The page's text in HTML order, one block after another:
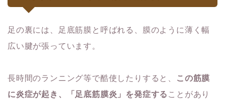
足の裏には、足底筋膜と呼ばれる、膜のように薄く幅
広い腱が張っています。
長時間のランニング等で酷使したりすると、
この筋膜
に炎症が起き、「足底筋膜炎」を発症する ことがあり